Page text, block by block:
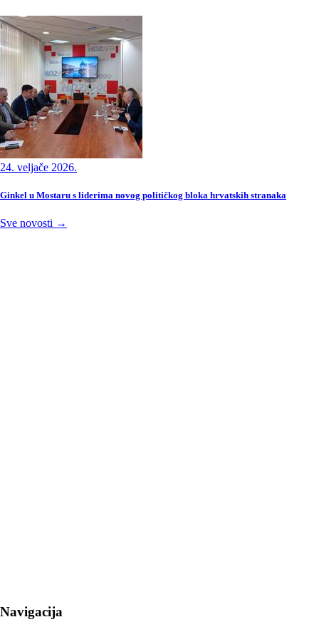
24. veljače 2026.
Ginkel u Mostaru s liderima novog političkog bloka hrvatskih stranaka
Sve novosti →
Navigacija